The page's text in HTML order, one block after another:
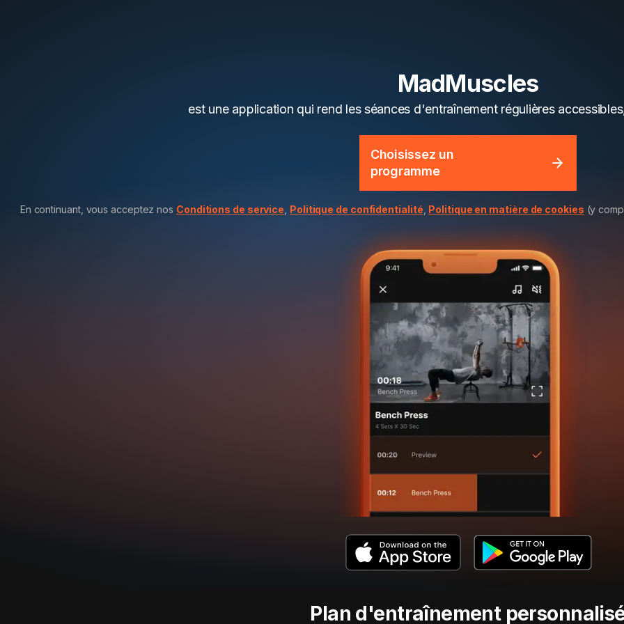
MadMuscles
est une application qui rend les séances d'entraînement régulières
Choisissez un
programme
En continuant, vous acceptez nos Conditions de service Politique de confidentialité Politique en matière de cookies (y
Plan d'entraînement